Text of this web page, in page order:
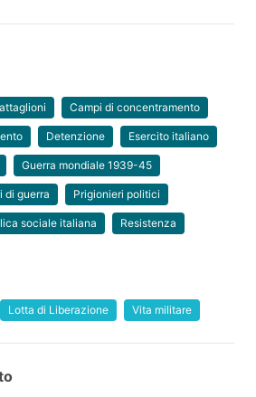
Campi di concentramento
Detenzione Esercito italiano
Guerra mondiale 1939-45
di guerra Prigionieri politici
sociale italiana Resistenza
Lotta di Liberazione Vita militare